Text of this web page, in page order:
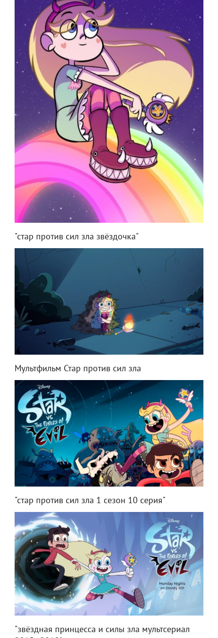
"стар против сил зла звёздочка"
Мультфильм Стар против сил зла
"стар против сил зла 1 сезон 10 серия"
"звёздная принцесса и силы зла мультсериал